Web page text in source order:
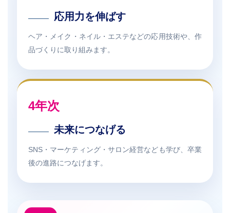
応用力を伸ばす
ヘア・メイク・ネイル・エステなどの応用技術や、作
品づくりに取り組みます。
4年次
未来につなげる
SNS・マーケティング・サロン経営なども学び、卒業
後の進路につなげます。